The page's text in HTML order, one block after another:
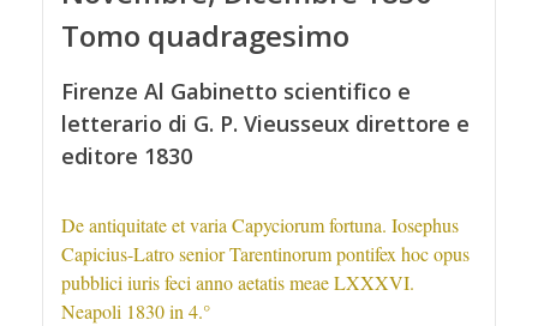
Tomo quadragesimo
Firenze Al Gabinetto scientifico e
letterario di G. P. Vieusseux direttore e
editore 1830
De antiquitate et varia Capyciorum fortuna. Iosephus
Capicius-Latro senior Tarentinorum pontifex hoc opus
pubblici iuris feci anno aetatis meae LXXXVI.
Neapoli 1830 in 4.°